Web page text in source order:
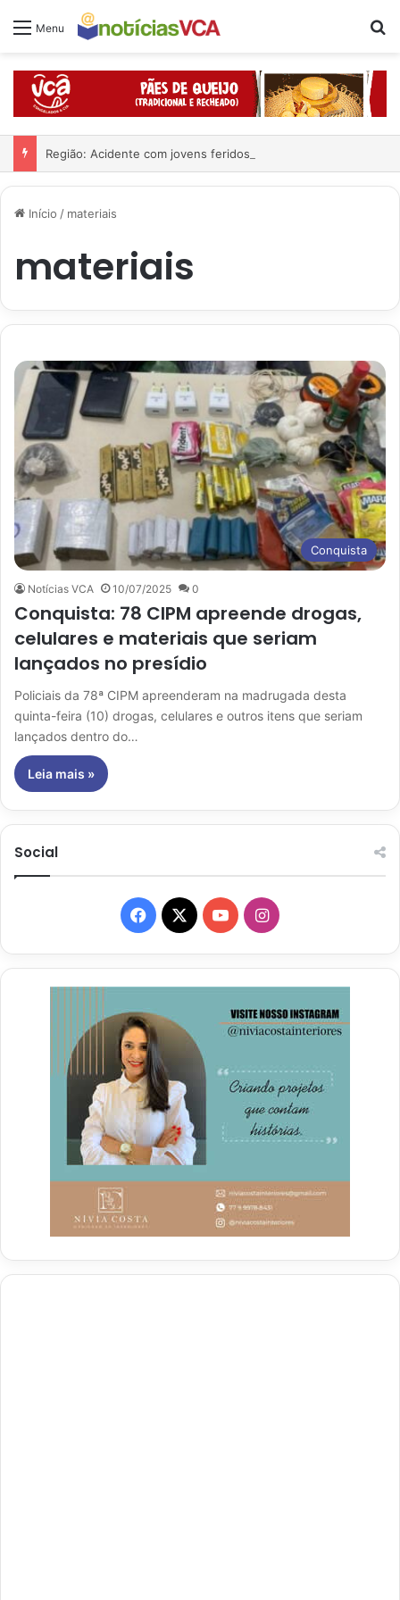
Menu
Região: Acidente com jovens feridos
Início / materiais
materiais
Conquista
Notícias VCA 10/07/2025 0
Conquista: 78 CIPM apreende drogas,
celulares e materiais que seriam
lançados no presídio
Policiais da 78ª CIPM apreenderam na madrugada desta
quinta-feira (10) drogas, celulares e outros itens que seriam
lançados dentro do…
Leia mais »
Social
Facebook
X YouTubeInstagram